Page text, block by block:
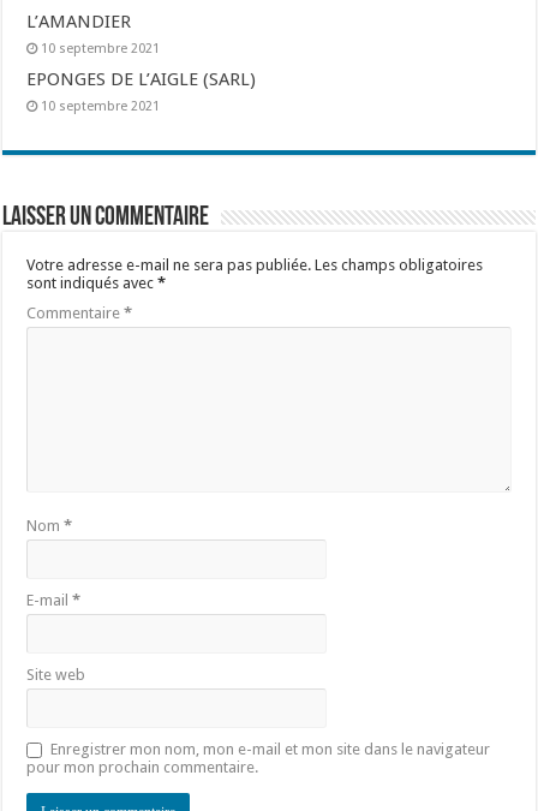
L’AMANDIER
10 septembre 2021
EPONGES DE L’AIGLE (SARL)
10 septembre 2021
Laisser un commentaire
Votre adresse e-mail ne sera pas publiée. Les champs obligatoires
sont indiqués avec*
Commentaire*
Nom*
E-mail*
Site web
Enregistrer mon nom, mon e-mail et mon site dans le navigateur
pour mon prochain commentaire.